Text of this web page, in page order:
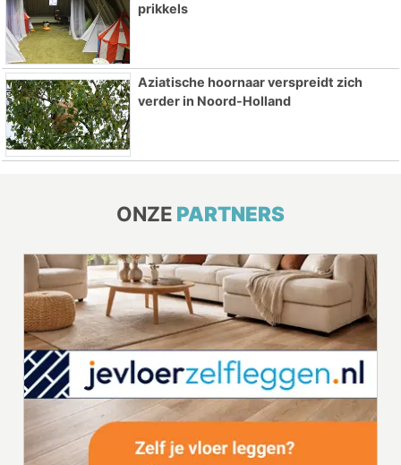
prikkels
Aziatische hoornaar verspreidt zich
verder in Noord-Holland
ONZE PARTNERS